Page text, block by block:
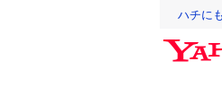
ハチに